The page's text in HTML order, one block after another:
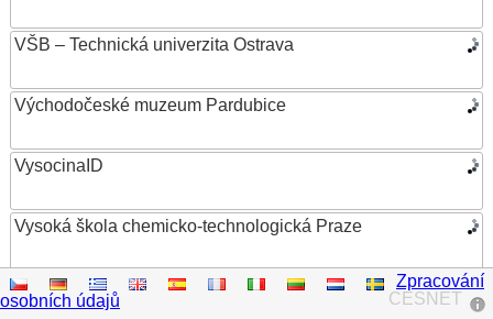
VŠB – Technická univerzita Ostrava
Východočeské muzeum Pardubice
VysocinaID
Vysoká škola chemicko-technologická Praze
Vysoká škola ekonomická v Praze
CESNET
Zpracování
osobních údajů